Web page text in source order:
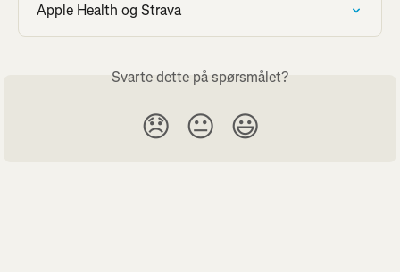
Apple Health og Strava
Svarte dette på spørsmålet?
😞 😐 😃